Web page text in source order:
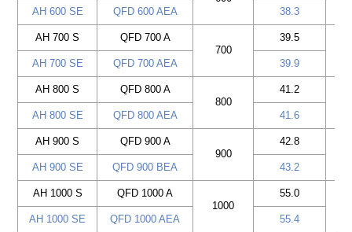
AH 600 SE QFD 600 AEA 38.3
AH 700 S
QFD 700 A
700
39.5
AH 700 SE QFD 700 AEA 39.9
AH 800 S
QFD 800 A
800
41.2
AH 800 SE QFD 800 AEA 41.6
AH 900 S
QFD 900 A
900
42.8
AH 900 SE QFD 900 BEA 43.2
AH 1000 S
QFD 1000 A
1000
55.0
AH 1000 SE QFD 1000 AEA 55.4